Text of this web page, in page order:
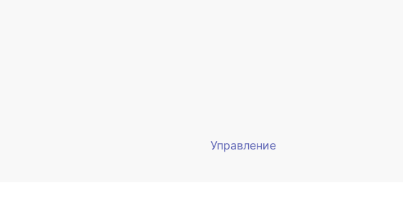
Управление
Мы будем показывать аптеки